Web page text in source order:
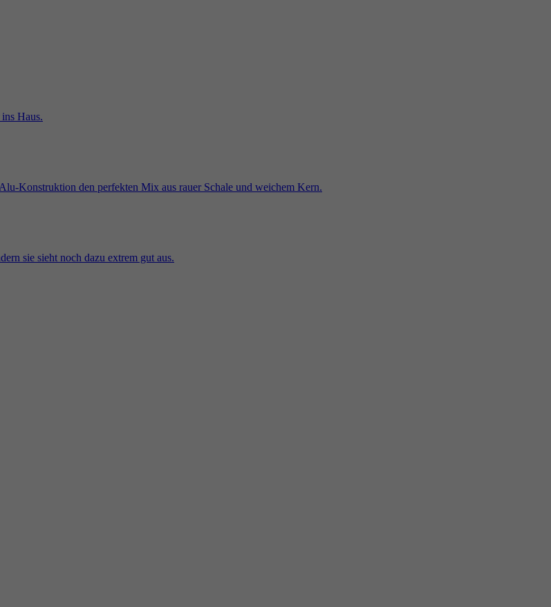
der Werbung auf Websites, die ihre Dienste nutzen, zu